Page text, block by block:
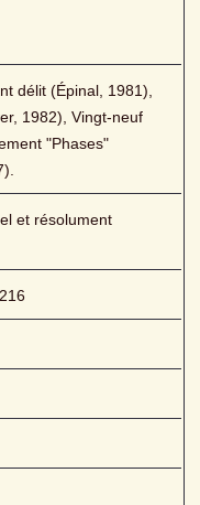
délit (Épinal, 1981),
1982), Vingt-neuf
"Phases"
et résolument